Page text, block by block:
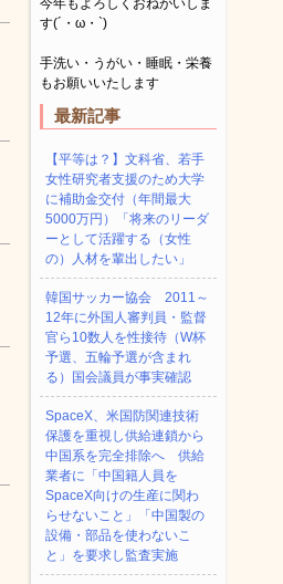
今年もよろしくおねがいしま
す(´・ω・`)
手洗い・うがい・睡眠・栄養
もお願いいたします
最新記事
【平等は？】文科省、若手
女性研究者支援のため大学
に補助金交付（年間最大
5000万円）「将来のリーダ
ーとして活躍する（女性
の）人材を輩出したい」
韓国サッカー協会 2011～
12年に外国人審判員・監督
官ら10数人を性接待（W杯
予選、五輪予選が含まれ
る）国会議員が事実確認
SpaceX、米国防関連技術
保護を重視し供給連鎖から
中国系を完全排除へ 供給
業者に「中国籍人員を
SpaceX向けの生産に関わ
らせないこと」「中国製の
設備・部品を使わないこ
と」を要求し監査実施